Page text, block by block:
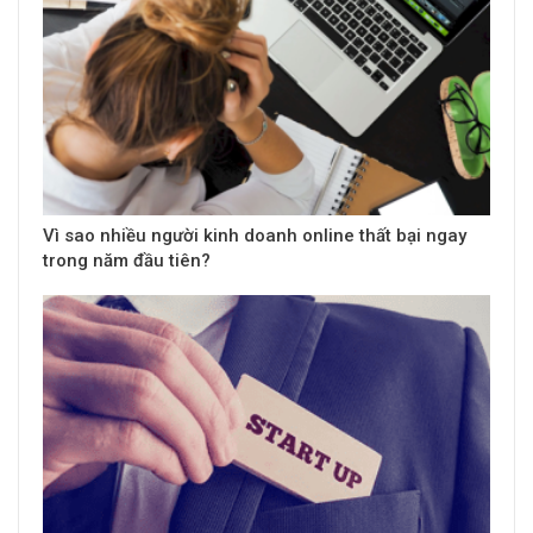
Vì sao nhiều người kinh doanh online thất bại ngay
trong năm đầu tiên?